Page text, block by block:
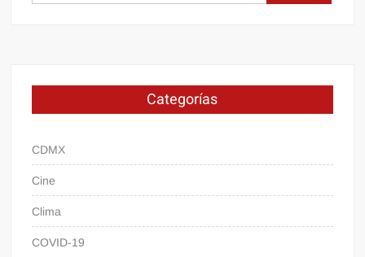
Categorías
CDMX
Cine
Clima
COVID-19